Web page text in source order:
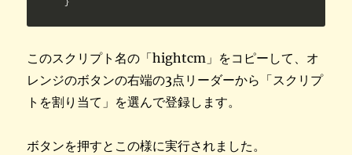
このスクリプト名の「hightcm」をコピーして、オ
レンジのボタンの右端の3点リーダーから「スクリプ
トを割り当て」を選んで登録します。
ボタンを押すとこの様に実行されました。